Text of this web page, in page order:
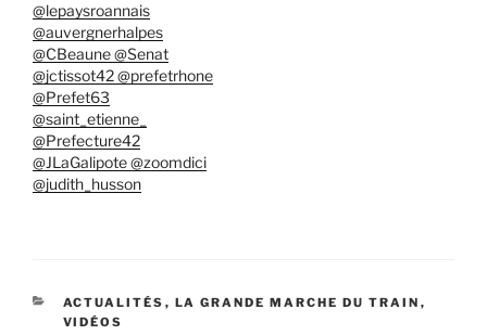
@lepaysroannais
@auvergnerhalpes
@CBeaune @Senat
@jctissot42 @prefetrhone
@Prefet63
@saint_etienne_
@Prefecture42
@JLaGalipote @zoomdici
@judith_husson
CATÉGORIES
ACTUALITÉS , LA GRANDE MARCHE DU TRAIN ,
VIDÉOS